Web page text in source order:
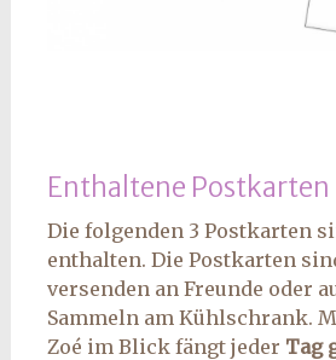
Enthaltene Postkarten
Die folgenden 3 Postkarten
enthalten. Die Postkarten
versenden an Freunde oder
Sammeln am Kühlschrank.
Zoé im Blick fängt jeder Tag